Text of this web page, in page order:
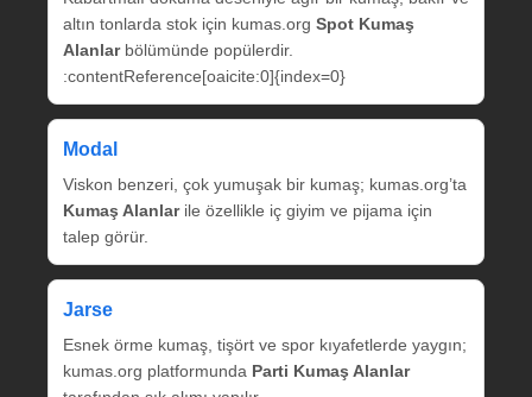
altın tonlarda stok için kumas.org Spot Kumaş
Alanlarbölümünde popülerdir.
:contentReference[oaicite:0]{index=0}
Modal
Viskon benzeri, çok yumuşak bir kumaş; kumas.org’ta
Kumaş Alanlarile özellikle iç giyim ve pijama için
talep görür.
Jarse
Esnek örme kumaş, tişört ve spor kıyafetlerde yaygın;
kumas.org platformunda Parti Kumaş Alanlar